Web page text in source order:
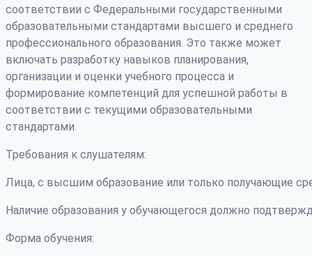
соответствии с Федеральными государственными
образовательными стандартами высшего и среднего
профессионального образования. Это также может
включать разработку навыков планирования,
организации и оценки учебного процесса и
формирование компетенций для успешной работы в
соответствии с текущими образовательными
стандартами.
Требования к слушателям:
Лица, с высшим образование или только получающие
Наличие образования у обучающегося должно
Форма обучения: